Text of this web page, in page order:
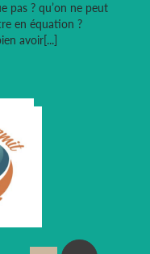
pas ? qu’on ne peut
en équation ?
avoir[...]